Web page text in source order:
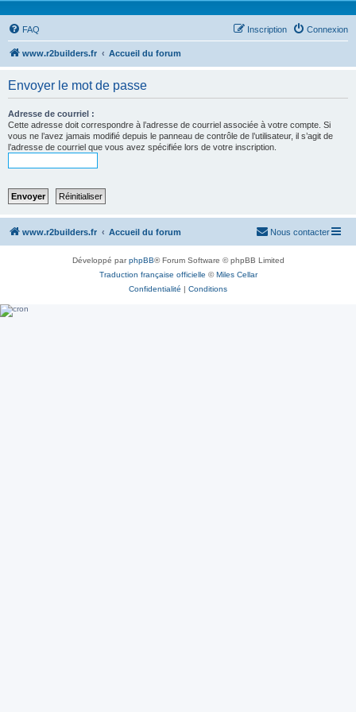
FAQ Connexion
Inscription
www.r2builders.fr Accueil du forum
Envoyer le mot de passe
Adresse de courriel :
Cette adresse doit correspondre à l’adresse de courriel associée à votre compte. Si
vous ne l’avez jamais modifié depuis le panneau de contrôle de l’utilisateur, il s’agit de
l’adresse de courriel que vous avez spécifiée lors de votre inscription.
www.r2builders.fr Accueil du forum Nous contacter
Développé parphpBB® Forum Software © phpBB Limited
Traduction française officielle ©Miles Cellar
Confidentialité | Conditions